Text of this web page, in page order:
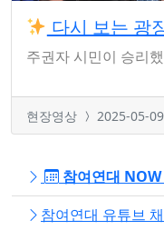
다시 보는 광
주권자 시민이 승리
현장영상 2025-05-09
참여연대 NOW
참여연대 유튜브